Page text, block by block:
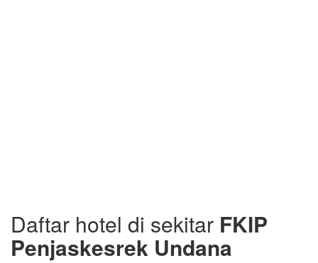
Daftar hotel di sekitar FKIP
Penjaskesrek Undana